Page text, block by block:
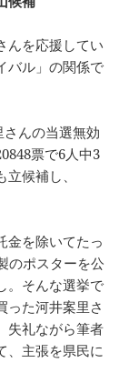
んを応援してい
バル」の関係で
んの当選無効
票で6人中3
候補し、
金を除いてたっ
のポスターを公
。そんな選挙で
った河井案里さ
失礼ながら筆者
、主張を県民に